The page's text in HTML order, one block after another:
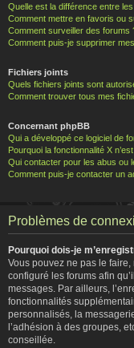
Quelle est la différence entre
Comment mettre en favoris ou
Comment surveiller des forums
Comment puis-je supprimer
Fichiers joints
Quels fichiers joints sont
Comment trouver tous mes
Concernant phpBB
Qui a développé ce logiciel de
Pourquoi la fonctionnalité X
Qui contacter pour les abus ou
Comment puis-je contacter un
Problèmes de
Pourquoi dois-je
Vous pouvez ne pas le
configuré les forums afin
messages. Par ailleurs,
fonctionnalités
personnalisés, la
l’adhésion à des groupes,
conseillée.